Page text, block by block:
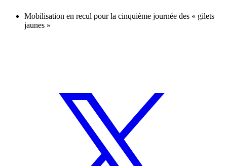
Mobilisation en recul pour la cinquième journée des « gilets
jaunes »